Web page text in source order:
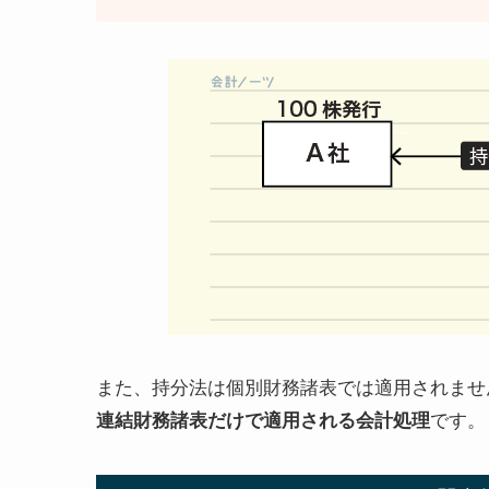
また、持分法は個別財務諸表では適用されま
連結財務諸表だけで適用される会計処理です。